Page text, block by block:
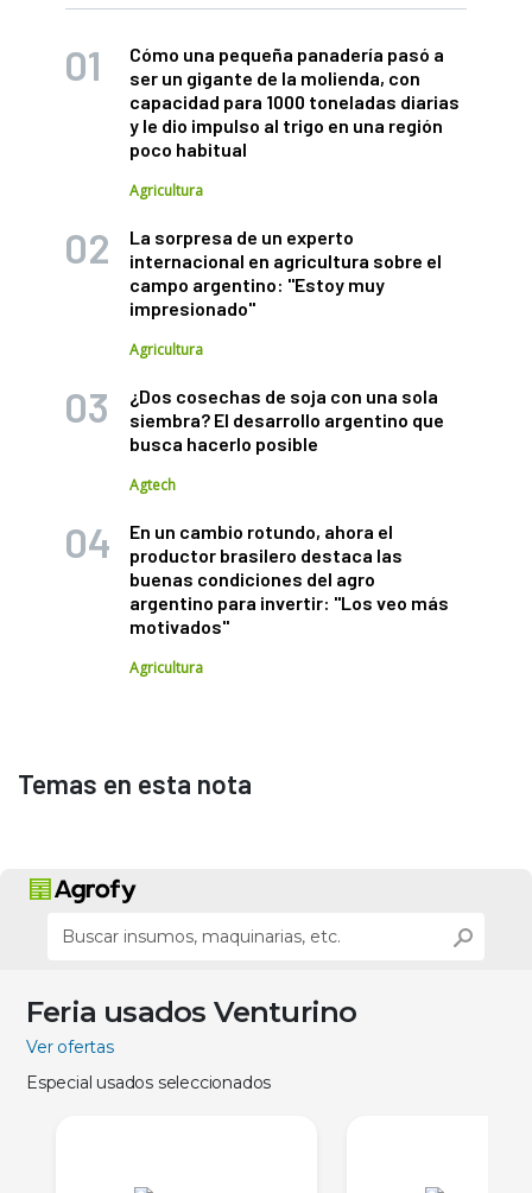
Cómo una pequeña panadería pasó a
ser un gigante de la molienda, con
capacidad para 1000 toneladas diarias
y le dio impulso al trigo en una región
poco habitual
Agricultura
La sorpresa de un experto
internacional en agricultura sobre el
campo argentino: "Estoy muy
impresionado"
Agricultura
¿Dos cosechas de soja con una sola
siembra? El desarrollo argentino que
busca hacerlo posible
Agtech
En un cambio rotundo, ahora el
productor brasilero destaca las
buenas condiciones del agro
argentino para invertir: "Los veo más
motivados"
Agricultura
Temas en esta nota
Feria usados Venturino
Ver ofertas
Especial usados seleccionados